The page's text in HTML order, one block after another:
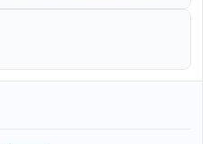
adolescents aged 14 and
is available, including
CAT), autism screening tests
and depression screening
behavioral,